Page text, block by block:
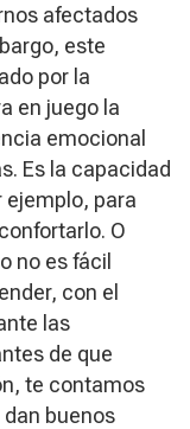
afectados
este
por la
en juego la
emocional
Es la capacidad
ejemplo, para
O
no es fácil
con el
las
de que
te contamos
buenos